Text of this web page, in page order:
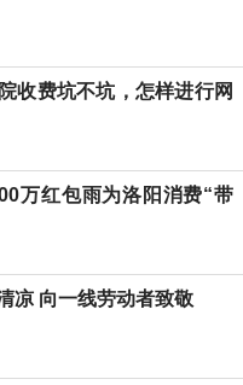
收费坑不坑，怎样进行网
万红包雨为洛阳消费“带
凉 向一线劳动者致敬